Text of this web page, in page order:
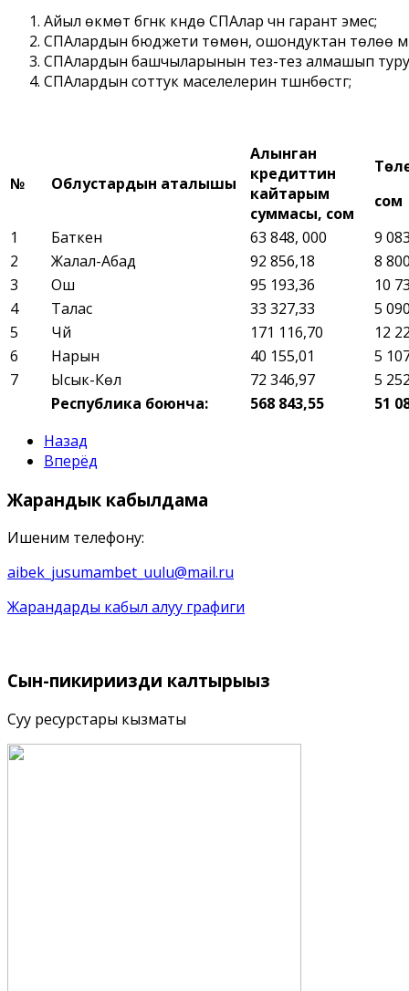
Айыл ѳкмѳтү бүгүнкү күндѳ СПАлар үчүн гарант эмес;
СПАлардын бюджети тѳмѳн, ошондуктан тѳлѳѳ
СПАлардын башчыларынын тез-тез алмашып
СПАлардын соттук маселелерин түшүнбѳстүгү;
№ Облустардын аталышы
Алынган
кредиттин
кайтарым
суммасы, сом
сом
1
Баткен 63 848, 000
9
2
Жалал-Абад 92 856,18
8
3
Ош 95 193,36
10
4
Талас 33 327,33
5
5
Чүй 171 116,70
12
6
Нарын 40 155,01
5
7
Ысык-Кѳл 72 346,97
5
Республика боюнча:
568 843,55
51
Назад
Вперёд
Жарандык кабылдама
Ишеним телефону:
aibek_jusumambet_uulu@mail.ru
Жарандарды кабыл алуу графиги
Сын-пикириңизди калтырыңыз
Суу ресурстары кызматы